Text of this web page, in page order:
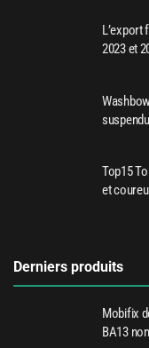
L’export
2023 et
Top15
et
Derniers produits
Mobifix
BA13